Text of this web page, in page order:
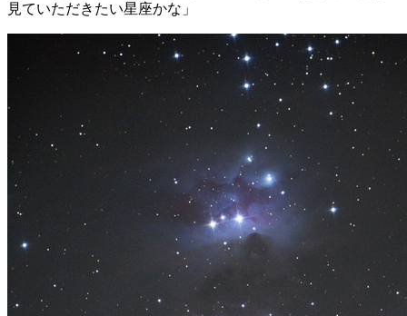
見ていただきたい星座かな」